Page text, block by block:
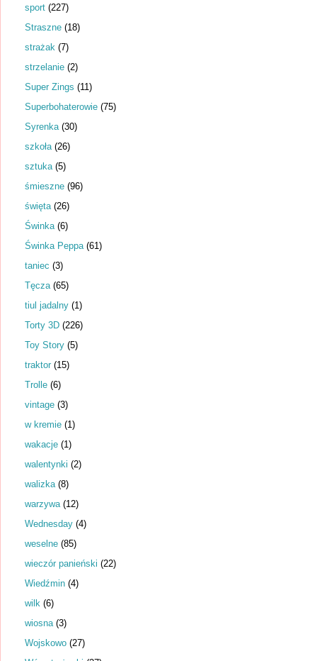
sport (227)
Straszne (18)
strażak (7)
strzelanie (2)
Super Zings (11)
Superbohaterowie (75)
Syrenka (30)
szkoła (26)
sztuka (5)
śmieszne (96)
święta (26)
Świnka (6)
Świnka Peppa (61)
taniec (3)
Tęcza (65)
tiul jadalny (1)
Torty 3D (226)
Toy Story (5)
traktor (15)
Trolle (6)
vintage (3)
w kremie (1)
wakacje (1)
walentynki (2)
walizka (8)
warzywa (12)
Wednesday (4)
weselne (85)
wieczór panieński (22)
Wiedźmin (4)
wilk (6)
wiosna (3)
Wojskowo (27)